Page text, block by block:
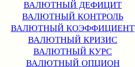
ВАЛЮТНЫЙ ДЕФИЦИТ
ВАЛЮТНЫЙ КОНТРОЛЬ
ВАЛЮТНЫЙ КОЭФФИЦИЕНТ
ВАЛЮТНЫЙ КРИЗИС
ВАЛЮТНЫЙ КУРС
ВАЛЮТНЫЙ ОПЦИОН